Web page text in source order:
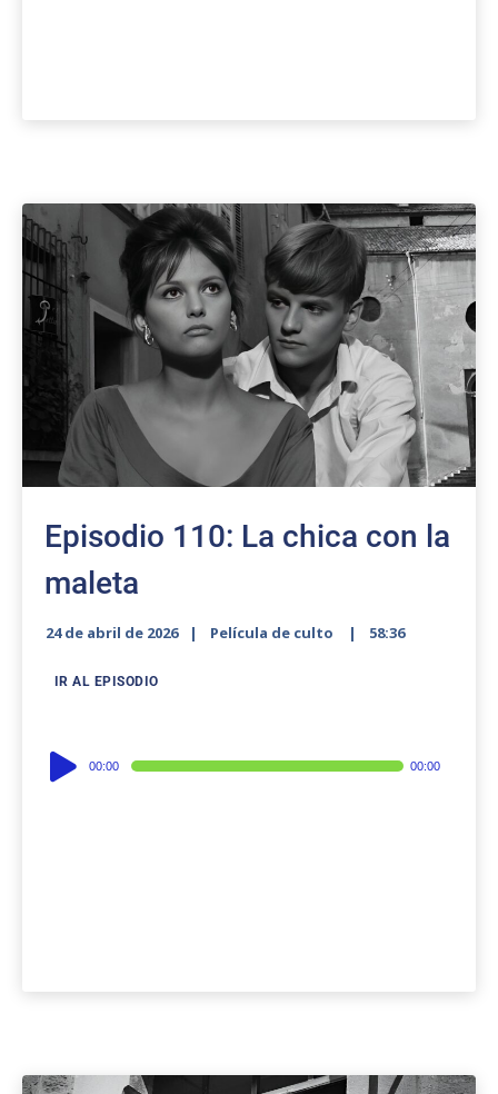
Episodio 110: La chica con la
maleta
24 de abril de 2026 Película de culto 58:36
IR AL EPISODIO
Audio
Player
00:00 00:00